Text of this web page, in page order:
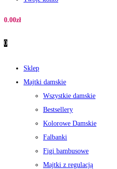
0.00zł
0
Sklep
Majtki damskie
Wszystkie damskie
Bestsellery
Kolorowe Damskie
Falbanki
Figi bambusowe
Majtki z regulacją